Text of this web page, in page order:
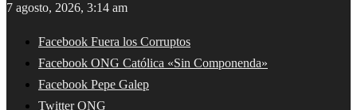
7 agosto, 2026, 3:14 am
Facebook Fuera los Corruptos
Facebook ONG Católica «Sin Componenda»
Facebook Pepe Galep
Twitter ONG